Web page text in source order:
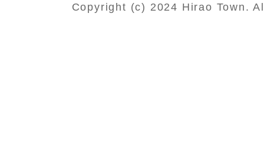
Copyright (c) 2024 Hirao Town.